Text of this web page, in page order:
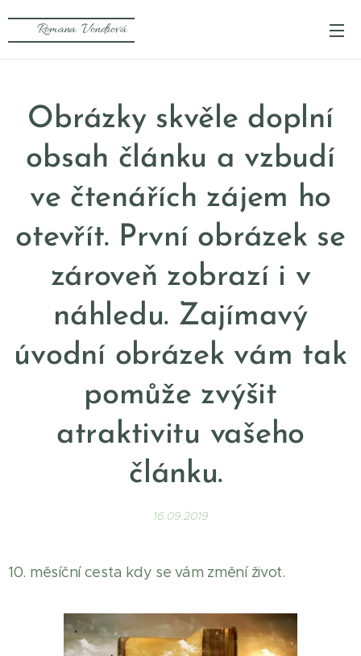
💚 Romana Vondrová
Obrázky skvěle doplní
obsah článku a vzbudí
ve čtenářích zájem ho
otevřít. První obrázek se
zároveň zobrazí i v
náhledu. Zajímavý
úvodní obrázek vám tak
pomůže zvýšit
atraktivitu vašeho
článku.
16.09.2019
10. měsíční cesta kdy se vám změní život.